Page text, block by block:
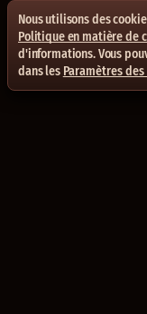
Nous utilisons des
Politique en matière de
d'informations. Vous
dans les Paramètres